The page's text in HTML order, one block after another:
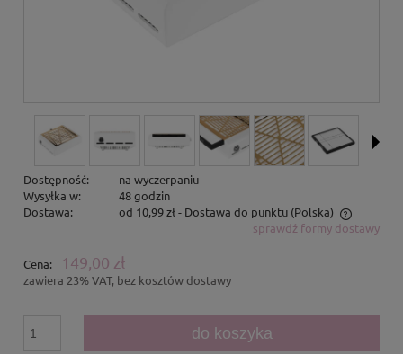
Dostępność:
na wyczerpaniu
Wysyłka w:
48 godzin
Dostawa:
od 10,99 zł - Dostawa do punktu (Polska)
Cena nie zawiera ewentualnych kosztów płatnościsprawdź formy dostawy
Cena: 149,00 zł
zawiera 23% VAT, bez kosztów dostawy
do koszyka